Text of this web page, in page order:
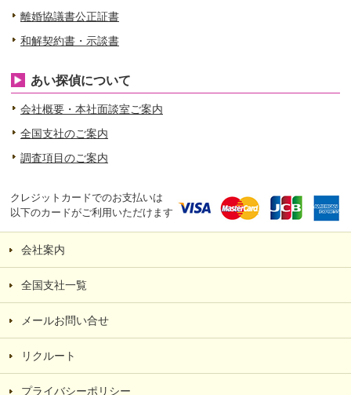
離婚協議書公正証書
和解契約書・示談書
あい探偵について
会社概要・本社面談室ご案内
全国支社のご案内
調査項目のご案内
クレジットカードでのお支払いは
以下のカードがご利用いただけます
会社案内
全国支社一覧
メールお問い合せ
リクルート
プライバシーポリシー